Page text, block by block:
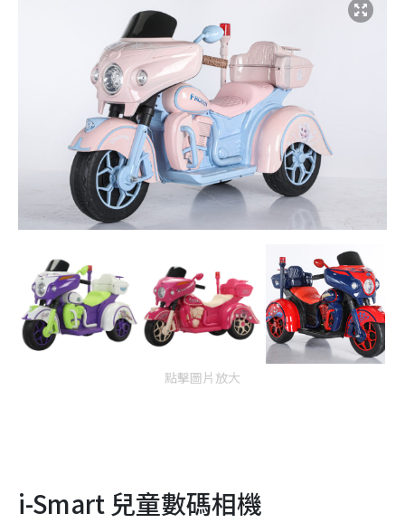
點擊圖片放大
i-Smart 兒童數碼相機